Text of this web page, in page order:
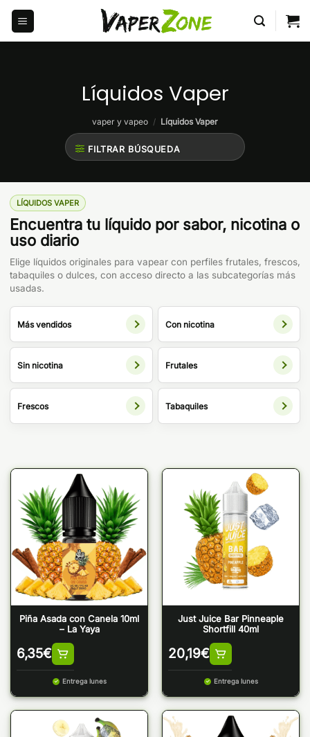
Saltar
contenido
Líquidos Vaper
vaper y vapeo / Líquidos Vaper
FILTRAR BÚSQUEDA
LÍQUIDOS VAPER
Encuentra tu líquido por sabor, nicotina o
uso diario
Elige líquidos originales para vapear con perfiles frutales, frescos,
tabaquiles o dulces, con acceso directo a las subcategorías más
usadas.
Más vendidos Con nicotina
Sin nicotina Frutales
Frescos Tabaquiles
Piña Asada con Canela 10ml
– La Yaya
6,35€
Entrega lunes
Just Juice Bar Pinneaple
Shortfill 40ml
20,19€
Entrega lunes